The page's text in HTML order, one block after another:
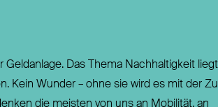
Das Thema Nachhaltigkeit
Kein Wunder – ohne sie wird es mit der
die meisten von uns an Mobilität, an